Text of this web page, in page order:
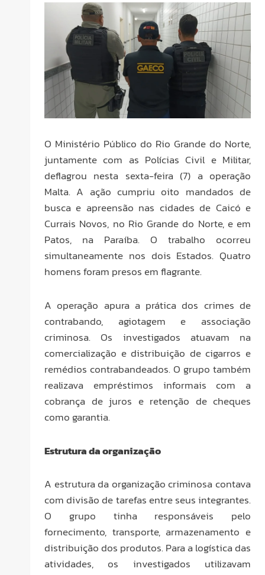
O Ministério Público do Rio Grande do Norte,
juntamente com as Polícias Civil e Militar,
deflagrou nesta sexta-feira (7) a operação
Malta. A ação cumpriu oito mandados de
busca e apreensão nas cidades de Caicó e
Currais Novos, no Rio Grande do Norte, e em
Patos, na Paraíba. O trabalho ocorreu
simultaneamente nos dois Estados. Quatro
homens foram presos em flagrante.
A operação apura a prática dos crimes de
contrabando, agiotagem e associação
criminosa. Os investigados atuavam na
comercialização e distribuição de cigarros e
remédios contrabandeados. O grupo também
realizava empréstimos informais com a
cobrança de juros e retenção de cheques
como garantia.
Estrutura da organização
A estrutura da organização criminosa contava
com divisão de tarefas entre seus integrantes.
O grupo tinha responsáveis pelo
fornecimento, transporte, armazenamento e
distribuição dos produtos. Para a logística das
atividades, os investigados utilizavam